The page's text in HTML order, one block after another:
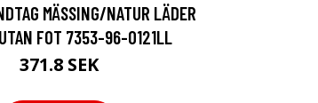
MÄSSING/NATUR LÄDER
FOT 7353-96-0121LL
371.8 SEK